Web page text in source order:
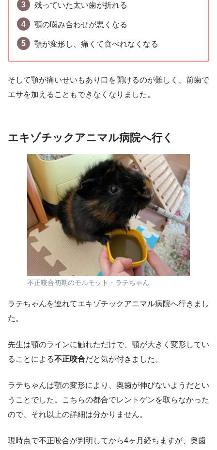
残っていた太い歯が折れる
顎の噛み合わせが悪くなる
顎が変形し、痛くて食べれなくなる
そして顎が痛いせいもあり口を開けるのが難しく、前歯で
エサを加えることもできなくなりました。
エキゾチックアニマル病院へ行く
不正咬合初期のモルモット・ラテちゃん
ラテちゃんを連れてエキゾチックアニマル病院へ行きまし
た。
先生は顎のラインに触れただけで、顎が大きく変形してい
ることによる不正咬合だと気が付きました。
ラテちゃんは顎の変形により、奥歯が伸びないようだとい
うことでした。こちらの都合でレントゲンを取らなかった
ので、それ以上の詳細は分かりません。
現時点で不正咬合が判明してから4ヶ月経ちますが、奥歯